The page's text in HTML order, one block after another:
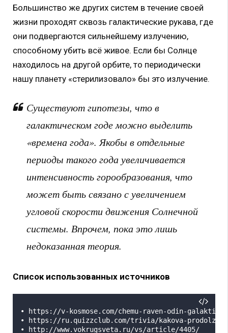
Большинство же других систем в течение своей
жизни проходят сквозь галактические рукава, где
они подвергаются сильнейшему излучению,
способному убить всё живое. Если бы Солнце
находилось на другой орбите, то периодически
нашу планету «стерилизовало» бы это излучение.
Существуют гипотезы, что в
галактическом годе можно выделить
«времена года». Якобы в отдельные
периоды такого года увеличивается
интенсивность горообразования, что
может быть связано с увеличением
угловой скорости движения Солнечной
системы. Впрочем, пока это лишь
недоказанная теория.
Список использованных источников
• https://v-kosmose.com/chemu-raven-odin-
• https://ru.quizzclub.com/trivia/kakova-
• http://www.vokrugsveta.ru/vs/article/4405/